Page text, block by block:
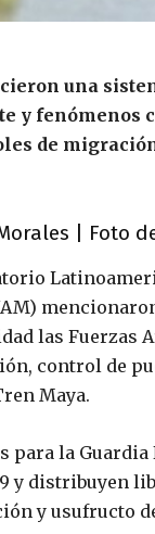
una
y fenómenos
de
| Foto
las Fuerzas
control de
Maya.
para la
y distribuyen
y usufructo